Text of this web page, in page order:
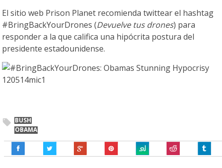
El sitio web Prison Planet recomienda twittear el hashtag
#BringBackYourDrones (Devuelve tus drones) para
responder a la que califica una hipócrita postura del
presidente estadounidense.
BUSH
OBAMA